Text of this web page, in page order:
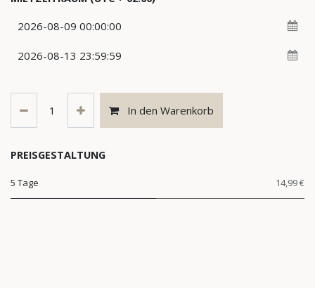
In den Warenkorb
PREISGESTALTUNG
5 Tage 14,99 €